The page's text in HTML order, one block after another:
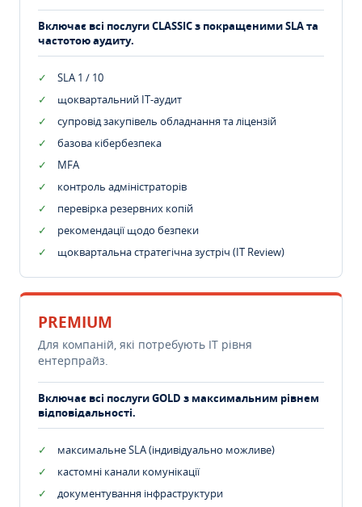
Включає всі послуги CLASSIC з покращеними SLA та
частотою аудиту.
SLA 1 / 10
щоквартальний IT-аудит
супровід закупівель обладнання та ліцензій
базова кібербезпека
MFA
контроль адміністраторів
перевірка резервних копій
рекомендації щодо безпеки
щоквартальна стратегічна зустріч (IT Review)
PREMIUM
Для компаній, які потребують ІТ рівня
ентерпрайз.
Включає всі послуги GOLD з максимальним рівнем
відповідальності.
максимальне SLA (індивідуально можливе)
кастомні канали комунікації
документування інфраструктури